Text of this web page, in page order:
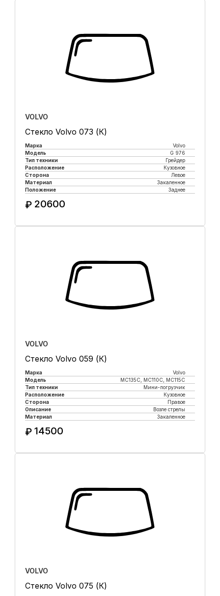
VOLVO
Стекло Volvo 073 (К)
Марка
Volvo
Модель
G 976
Тип техники
Грейдер
Расположение
Кузовное
Сторона
Левое
Материал
Закаленное
Положение
Заднее
₽ 20600
VOLVO
Стекло Volvo 059 (К)
Марка
Volvo
Модель
MC135C, MC110C, MC115C
Тип техники
Мини-погрузчик
Расположение
Кузовное
Сторона
Правое
Описание
Возле стрелы
Материал
Закаленное
₽ 14500
VOLVO
Стекло Volvo 075 (К)